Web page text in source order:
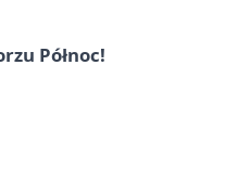
Północ!